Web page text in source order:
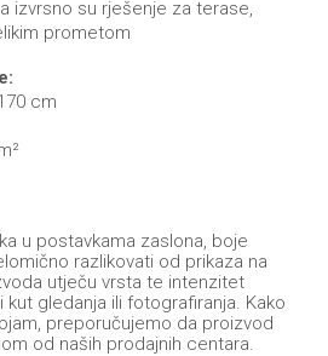
izvrsno su rješenje za terase,
prometom
cm
u postavkama zaslona, boje
razlikovati od prikaza na
utječu vrsta te intenzitet
kut gledanja ili fotografiranja. Kako
preporučujemo da proizvod
od naših prodajnih centara.